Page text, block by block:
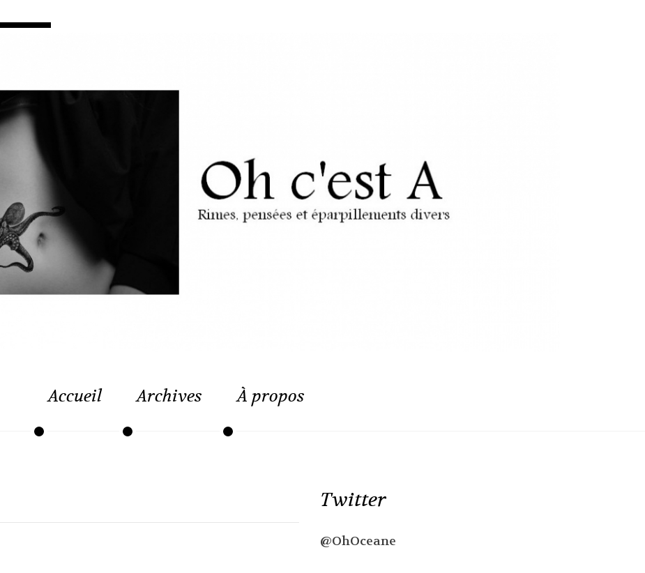
Accueil Archives À propos
Twitter
@OhOceane